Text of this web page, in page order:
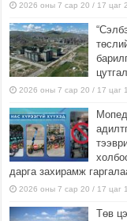
2026 оны 7 сар 20 / 17 цаг
2026 оны 7 сар 20 / 17 цаг
дарга захирамж
2026 оны 7 сар 20 / 17 цаг
Төв